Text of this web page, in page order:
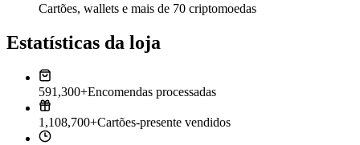
Cartões, wallets e mais de 70 criptomoedas
Estatísticas da loja
591,300+Encomendas processadas
1,108,700+Cartões-presente vendidos